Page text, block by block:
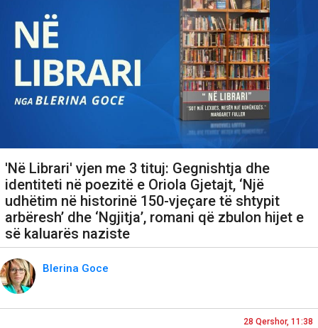
'Në Librari' vjen me 3 tituj: Gegnishtja dhe
identiteti në poezitë e Oriola Gjetajt, ‘Një
udhëtim në historinë 150-vjeçare të shtypit
arbëresh’ dhe ‘Ngjitja’, romani që zbulon hijet e
së kaluarës naziste
Blerina Goce
28 Qershor, 11:38